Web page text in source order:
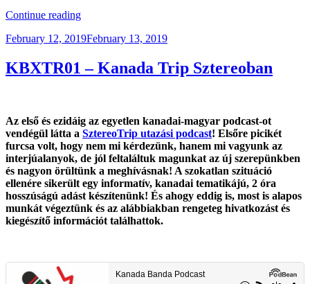
Continue reading“KB024
Fotózz
Interjú”
Posted
February 12, 2019February 13, 2019
KBXTR01 – Kanada Trip Sztereoban
Az első és ezidáig az egyetlen kanadai-magyar podcast-ot
vendégül látta a SztereoTrip utazási podcast! Elsőre picikét
furcsa volt, hogy nem mi kérdezünk, hanem mi vagyunk az
interjúalanyok, de jól feltaláltuk magunkat az új szerepünkben
és nagyon örültünk a meghívásnak! A szokatlan szituáció
ellenére sikerült egy informatív, kanadai tematikájú, 2 óra
hosszúságú adást készítenünk! És ahogy eddig is, most is alapos
munkát végeztünk és az alábbiakban rengeteg hivatkozást és
kiegészítő információt találhattok.